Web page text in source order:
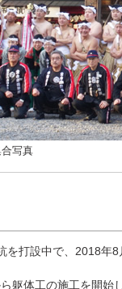
写真
を打設中で、2018年
躯体工の施工を開始